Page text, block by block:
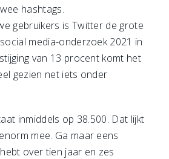
hashtags.
gebruikers is Twitter de grote
media-onderzoek 2021 in
van 13 procent komt het
gezien net iets onder
inmiddels op 38.500. Dat lijkt
mee. Ga maar eens
over tien jaar en zes